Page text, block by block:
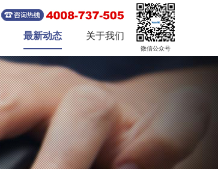
最新动态 关于我们
微信公众号